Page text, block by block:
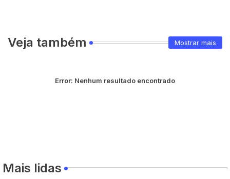
Veja também Mostrar mais
Error: Nenhum resultado encontrado
Mais lidas